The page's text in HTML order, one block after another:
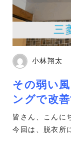
小林翔太
その弱い
ングで改
皆さん、こんに
今回は、脱衣所